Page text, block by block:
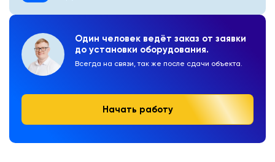
Один человек ведёт заказ от заявки
до установки оборудования.
Всегда на связи, так же после сдачи объекта.
Начать работу